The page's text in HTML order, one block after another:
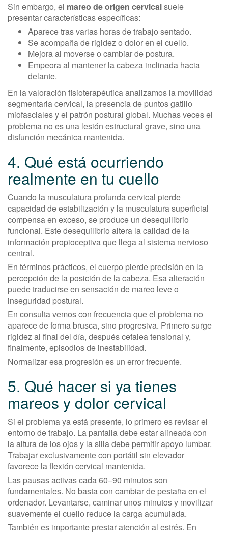
Sin embargo, el mareo de origen cervicalsuele
presentar características específicas:
Aparece tras varias horas de trabajo sentado.
Se acompaña de rigidez o dolor en el cuello.
Mejora al moverse o cambiar de postura.
Empeora al mantener la cabeza inclinada hacia
delante.
En la valoración fisioterapéutica analizamos la movilidad
segmentaria cervical, la presencia de puntos gatillo
miofasciales y el patrón postural global. Muchas veces el
problema no es una lesión estructural grave, sino una
disfunción mecánica mantenida.
4. Qué está ocurriendo
realmente en tu cuello
Cuando la musculatura profunda cervical pierde
capacidad de estabilización y la musculatura superficial
compensa en exceso, se produce un desequilibrio
funcional. Este desequilibrio altera la calidad de la
información propioceptiva que llega al sistema nervioso
central.
En términos prácticos, el cuerpo pierde precisión en la
percepción de la posición de la cabeza. Esa alteración
puede traducirse en sensación de mareo leve o
inseguridad postural.
En consulta vemos con frecuencia que el problema no
aparece de forma brusca, sino progresiva. Primero surge
rigidez al final del día, después cefalea tensional y,
finalmente, episodios de inestabilidad.
Normalizar esa progresión es un error frecuente.
5. Qué hacer si ya tienes
mareos y dolor cervical
Si el problema ya está presente, lo primero es revisar el
entorno de trabajo. La pantalla debe estar alineada con
la altura de los ojos y la silla debe permitir apoyo lumbar.
Trabajar exclusivamente con portátil sin elevador
favorece la flexión cervical mantenida.
Las pausas activas cada 60–90 minutos son
fundamentales. No basta con cambiar de pestaña en el
ordenador. Levantarse, caminar unos minutos y movilizar
suavemente el cuello reduce la carga acumulada.
También es importante prestar atención al estrés. En